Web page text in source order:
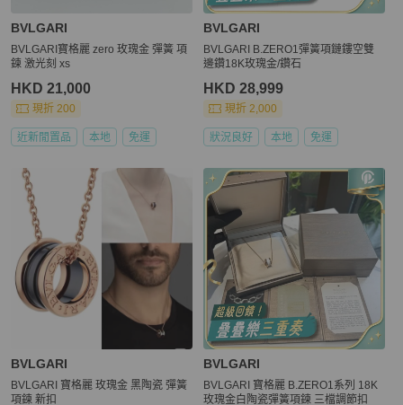
BVLGARI
BVLGARI寶格麗 zero 玫瑰金 彈簧 項
鍊 激光刻 xs
HKD 21,000
現折 200
近新閒置品 本地 免運
BVLGARI
BVLGARI B.ZERO1彈簧項鏈鏤空雙
邊鑽18K玫瑰金/鑽石
HKD 28,999
現折 2,000
狀況良好 本地 免運
BVLGARI
BVLGARI 寶格麗 玫瑰金 黑陶瓷 彈簧
項鍊 新扣
BVLGARI
BVLGARI 寶格麗 B.ZERO1系列 18K
玫瑰金白陶瓷彈簧項鍊 三檔調節扣